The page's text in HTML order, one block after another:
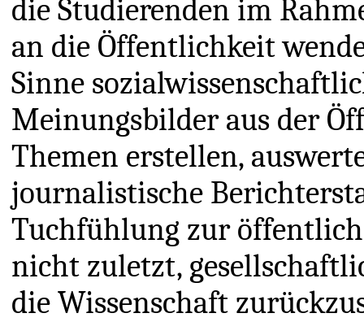
die Studierenden im
an die Öffentlichkeit
Sinne
Meinungsbilder aus der
Themen erstellen,
journalistische
Tuchfühlung zur
nicht zuletzt,
die Wissenschaft